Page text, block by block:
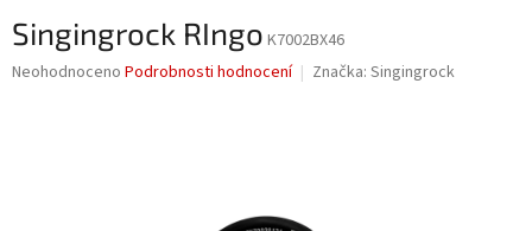
Singingrock RIngo K7002BX46
Průměrné
Neohodnoceno Podrobnosti hodnocení Značka: Singingrock